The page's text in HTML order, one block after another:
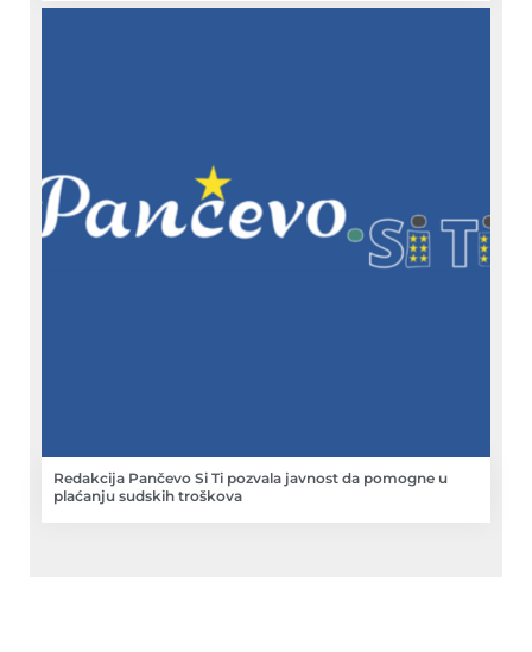
Redakcija Pančevo Si Ti pozvala javnost da pomogne u
plaćanju sudskih troškova